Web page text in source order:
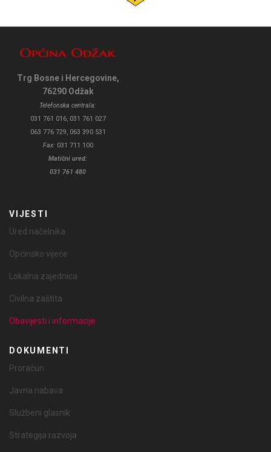
Trg Bosne i Hercegovine,
76290 Odžak
Telefonska centrala:
031 761 016, 031 761 027
063 776 729, 063 390 531
Fax: 031 711 100
Matični ured:
031 761 480
VIJESTI
Ured načelnika
Općinsko vijeće
Lokalna zajednica
Civilna zaštita
Obavijesti i informacije
DOKUMENTI
Proračun
Javna nabava
Službeni glasnik
Strategija razvoja